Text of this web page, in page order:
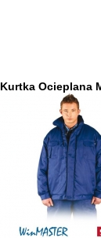
Kurtka Ocieplana